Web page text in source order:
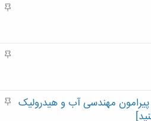
م
م
م
مهندسی آب و هیدرولیک